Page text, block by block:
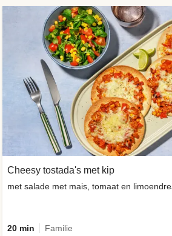
Cheesy tostada's met kip
met salade met mais, tomaat en
20 min Familie